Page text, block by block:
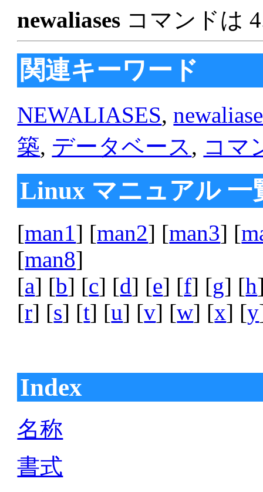
newaliases コマンドは
関連キーワード
NEWALIASES,
築, データベース , コマ
Linux マニュアル 一
[man1] [man2] [man3] [
[man8]
[a] [b] [c] [d] [e] [f] [g] [h
[r] [s] [t] [u] [v] [w] [x] [y
Index
名称
書式